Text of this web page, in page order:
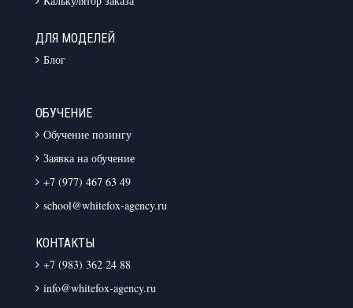
ДЛЯ МОДЕЛЕЙ
Блог
ОБУЧЕНИЕ
Обучение позингу
Заявка на обучение
+7 (977) 467 63 49
school@whitefox-agency.ru
КОНТАКТЫ
+7 (983) 362 24 88
info@whitefox-agency.ru